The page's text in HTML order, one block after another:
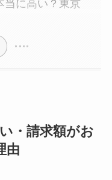
当に高い？東京
・請求額がお
由